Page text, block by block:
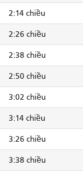
2:14 chiều
2:26 chiều
2:38 chiều
2:50 chiều
3:02 chiều
3:14 chiều
3:26 chiều
3:38 chiều